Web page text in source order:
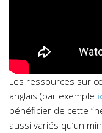
Les ressources sur
anglais (par exemple
bénéficier de cette
aussi variés qu’un